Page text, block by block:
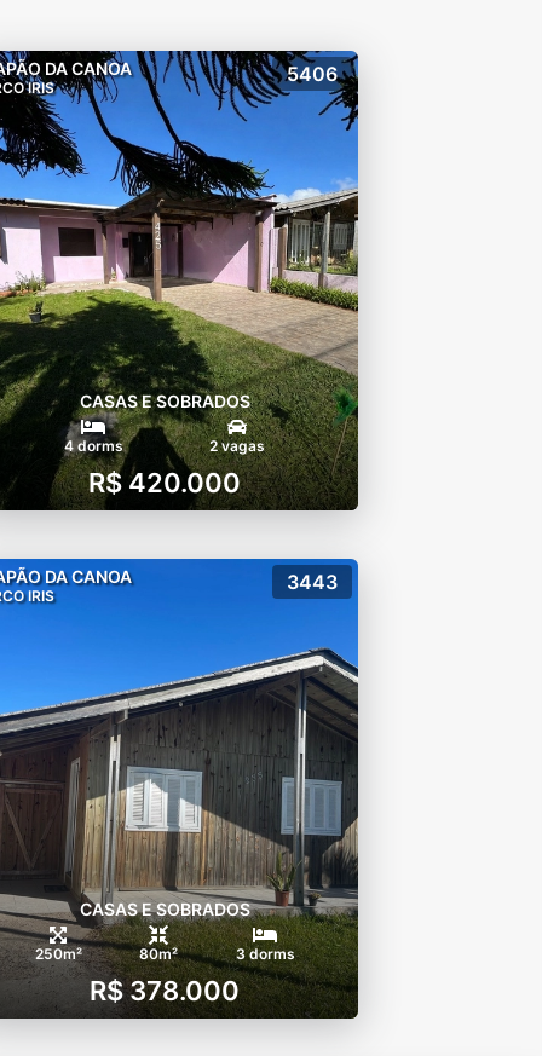
DA CANOA
IRIS
5406
CASAS E SOBRADOS
4 dorms 2 vagas
R$ 420.000
DA CANOA
IRIS
3443
CASAS E SOBRADOS
250m² 80m² 3 dorms
R$ 378.000